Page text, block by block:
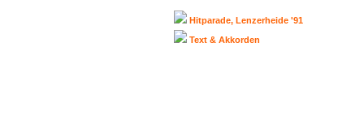
Hitparade, Lenzerheide '91
Text & Akkorden